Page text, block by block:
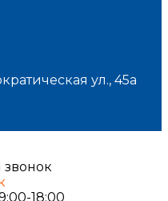
ул., 45а
18:00